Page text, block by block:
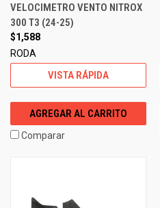
VELOCIMETRO VENTO NITROX
300 T3 (24-25)
$1,588
RODA
VISTA RÁPIDA
AGREGAR AL CARRITO
Comparar